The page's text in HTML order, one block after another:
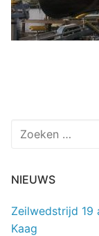
Zoeken
NIEUWS
Zeilwedstrijd 19
Kaag